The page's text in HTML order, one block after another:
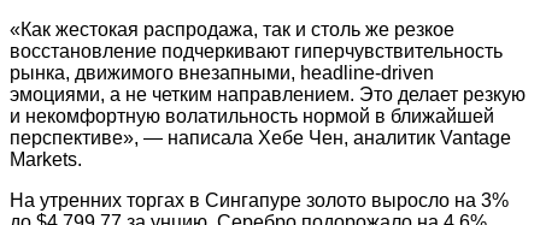
«Как жестокая распродажа, так и столь же резкое
восстановление подчеркивают гиперчувствительность
рынка, движимого внезапными, headline-driven
эмоциями, а не четким направлением. Это делает резкую
и некомфортную волатильность нормой в ближайшей
перспективе», — написала Хебе Чен, аналитик Vantage
Markets.
На утренних торгах в Сингапуре золото выросло на 3%